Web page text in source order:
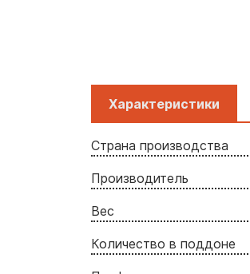
Характеристики
Страна производства
Производитель
Вес
Количество в поддоне